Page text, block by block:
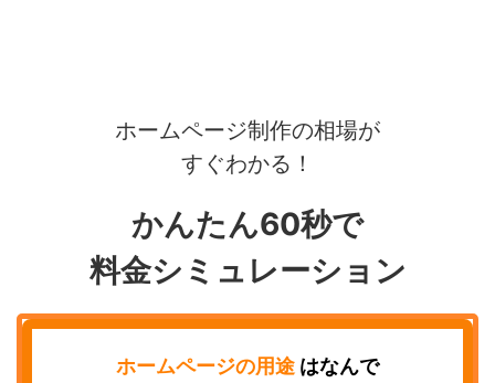
ホームページ制作の相場が
すぐわかる！
かんたん60秒で
料金シミュレーション
ホームページの用途 はなんで